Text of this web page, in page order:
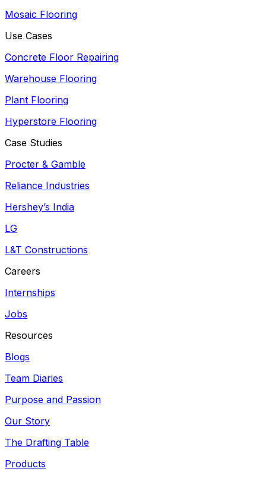
Mosaic Flooring
Use Cases
Concrete Floor Repairing
Warehouse Flooring
Plant Flooring
Hyperstore Flooring
Case Studies
Procter & Gamble
Reliance Industries
Hershey’s India
LG
L&T Constructions
Careers
Internships
Jobs
Resources
Blogs
Team Diaries
Purpose and Passion
Our Story
The Drafting Table
Products